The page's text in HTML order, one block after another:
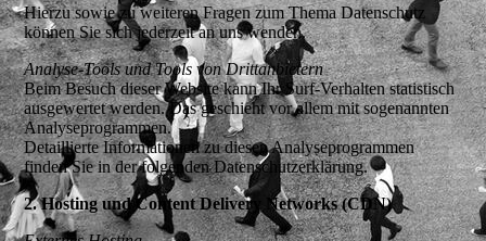
Hierzu sowie zu weiteren Fragen zum Thema Datenschutz
können Sie sich jederzeit an uns wenden.
Analyse-Tools und Tools von Dritt­anbietern
Beim Besuch dieser Website kann Ihr Surf-Verhalten statistisch
ausgewertet werden. Das geschieht vor allem mit sogenannten
Analyseprogrammen.
Detaillierte Informationen zu diesen Analyseprogrammen
finden Sie in der folgenden Datenschutzerklärung.
2. Hosting und Content Delivery Networks (CDN)